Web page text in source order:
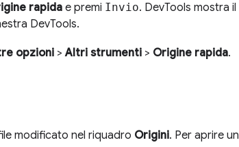
rapidae premi Invio. DevTools mostra il
DevTools.
opzioni >Altri strumenti > Origine rapida.
modificato nel riquadro Origini. Per aprire un